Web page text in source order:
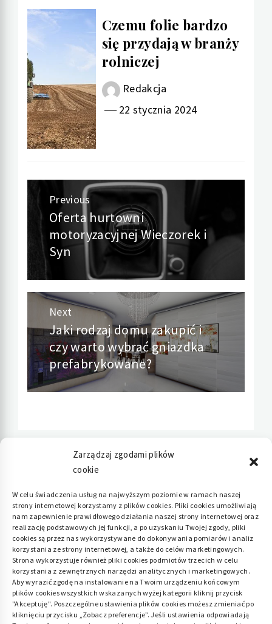
Zarządzaj zgodami plików
cookie
W celu świadczenia usług na najwyższym poziomie w ramach naszej
strony internetowej korzystamy z plików cookies. Pliki cookies umożliwiają
nam zapewnienie prawidłowego działania naszej strony internetowej oraz
realizację podstawowych jej funkcji, a po uzyskaniu Twojej zgody, pliki
cookies są przez nas wykorzystywane do dokonywania pomiarów i analiz
korzystania ze strony internetowej, a także do celów marketingowych.
Strona wykorzystuje również pliki cookies podmiotów trzecich w celu
korzystania z zewnętrznych narzędzi analitycznych i marketingowych.
Aby wyrazić zgodę na instalowanie na Twoim urządzeniu końcowym
plików cookies wszystkich wskazanych wyżej kategorii kliknij przycisk
"Akceptuję". Poszczególne ustawienia plików cookies możesz zmieniać po
kliknięciu przycisku „Zobacz preferencje”. Jeśli ustawienia odpowiadają
Czemu folie bardzo
się przydają w branży
rolniczej
Redakcja
22 stycznia 2024
Nawigacja
wpisu
Previous
Previous
post:
Oferta hurtowni
motoryzacyjnej Wieczorek i
Syn
Next
Next
post:
Jaki rodzaj domu zakupić i
czy warto wybrać gniazdka
prefabrykowane?
Polityka plików cookies (EU)|Polityka
prywatności